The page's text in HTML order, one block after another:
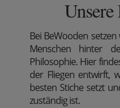
Bei BeWooden
Menschen hinter
Philosophie. Hier
der Fliegen entwirft,
besten Stiche setzt
zuständig ist.